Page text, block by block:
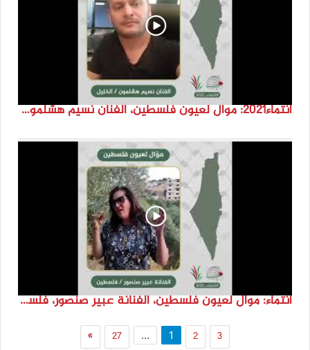
انتماء2021: موال لعيون فلسطين، الفنان نسيم هشلمون، فلسطين
انتماء: موال لعيون فلسطين، الفنانة عبير صنصور، فلسطين
1 2 3
…
27
»